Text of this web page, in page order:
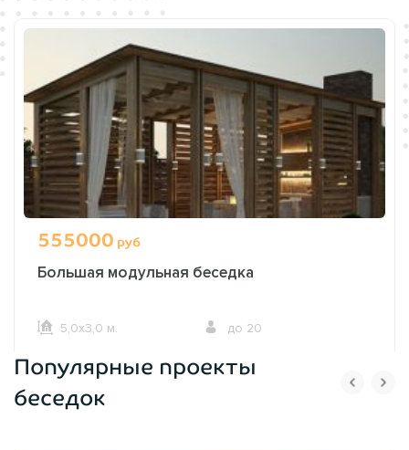
555000 руб
Большая модульная беседка
5,0х3,0 м. до 20
ОФОРМИТЬ ЗАКАЗ
Популярные проекты
беседок